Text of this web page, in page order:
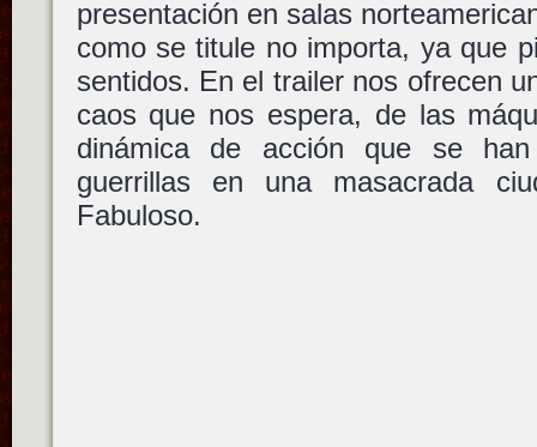
presentación en salas
como se titule no importa, ya que
sentidos. En el trailer nos ofrecen
caos que nos espera, de las
dinámica de acción que se
guerrillas en una masacrada
Fabuloso.